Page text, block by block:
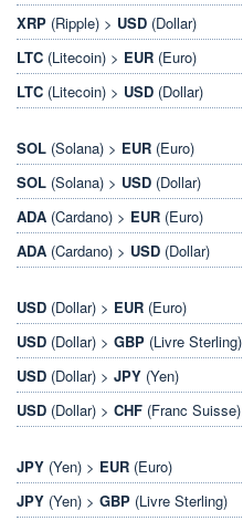
XRP (Ripple) > USD (Dollar)
LTC (Litecoin) > EUR (Euro)
LTC (Litecoin) > USD (Dollar)
SOL (Solana) > EUR (Euro)
SOL (Solana) > USD (Dollar)
ADA (Cardano) > EUR (Euro)
ADA (Cardano) > USD (Dollar)
USD (Dollar) > EUR (Euro)
USD (Dollar) > GBP (Livre Sterling)
USD (Dollar) > JPY (Yen)
USD (Dollar) > CHF (Franc Suisse)
JPY (Yen) > EUR (Euro)
JPY (Yen) > GBP (Livre Sterling)